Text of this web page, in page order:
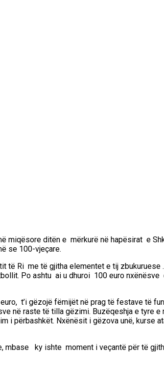
miqësore ditën e mërkurë në hapësirat e
se 100-vjeçare.
Ri me të gjitha elementet e tij zbukuruese
Po ashtu ai u dhuroi 100 euro nxënësve
t’i gëzojë fëmijët në prag të festave të
në raste të tilla gëzimi. Buzëqeshja e tyre
përbashkët. Nxënësit i gëzova unë, kurse
mbase ky ishte moment i veçantë për të